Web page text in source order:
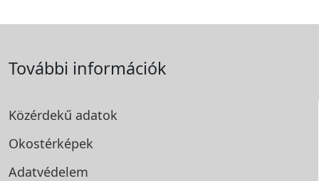
További információk
Közérdekű adatok
Okostérképek
Adatvédelem